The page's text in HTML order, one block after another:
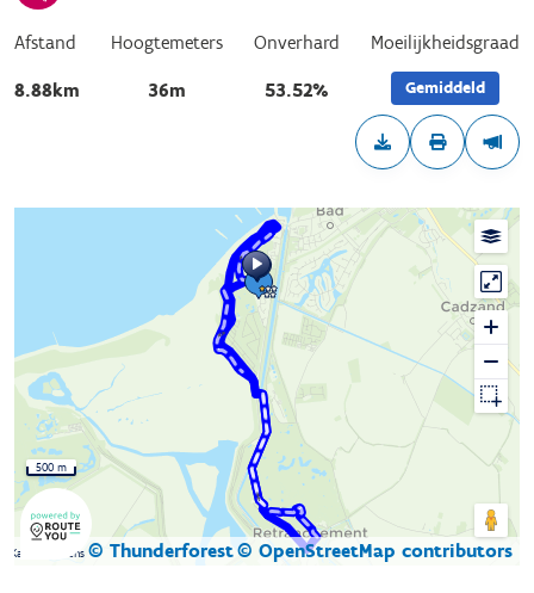
Afstand
8.88km
Hoogtemeters
36m
Onverhard
53.52%
Moeilijkheidsgraad
Gemiddeld
Kaartgegevens © Thunderforest© OpenStreetMap contributors
500 m